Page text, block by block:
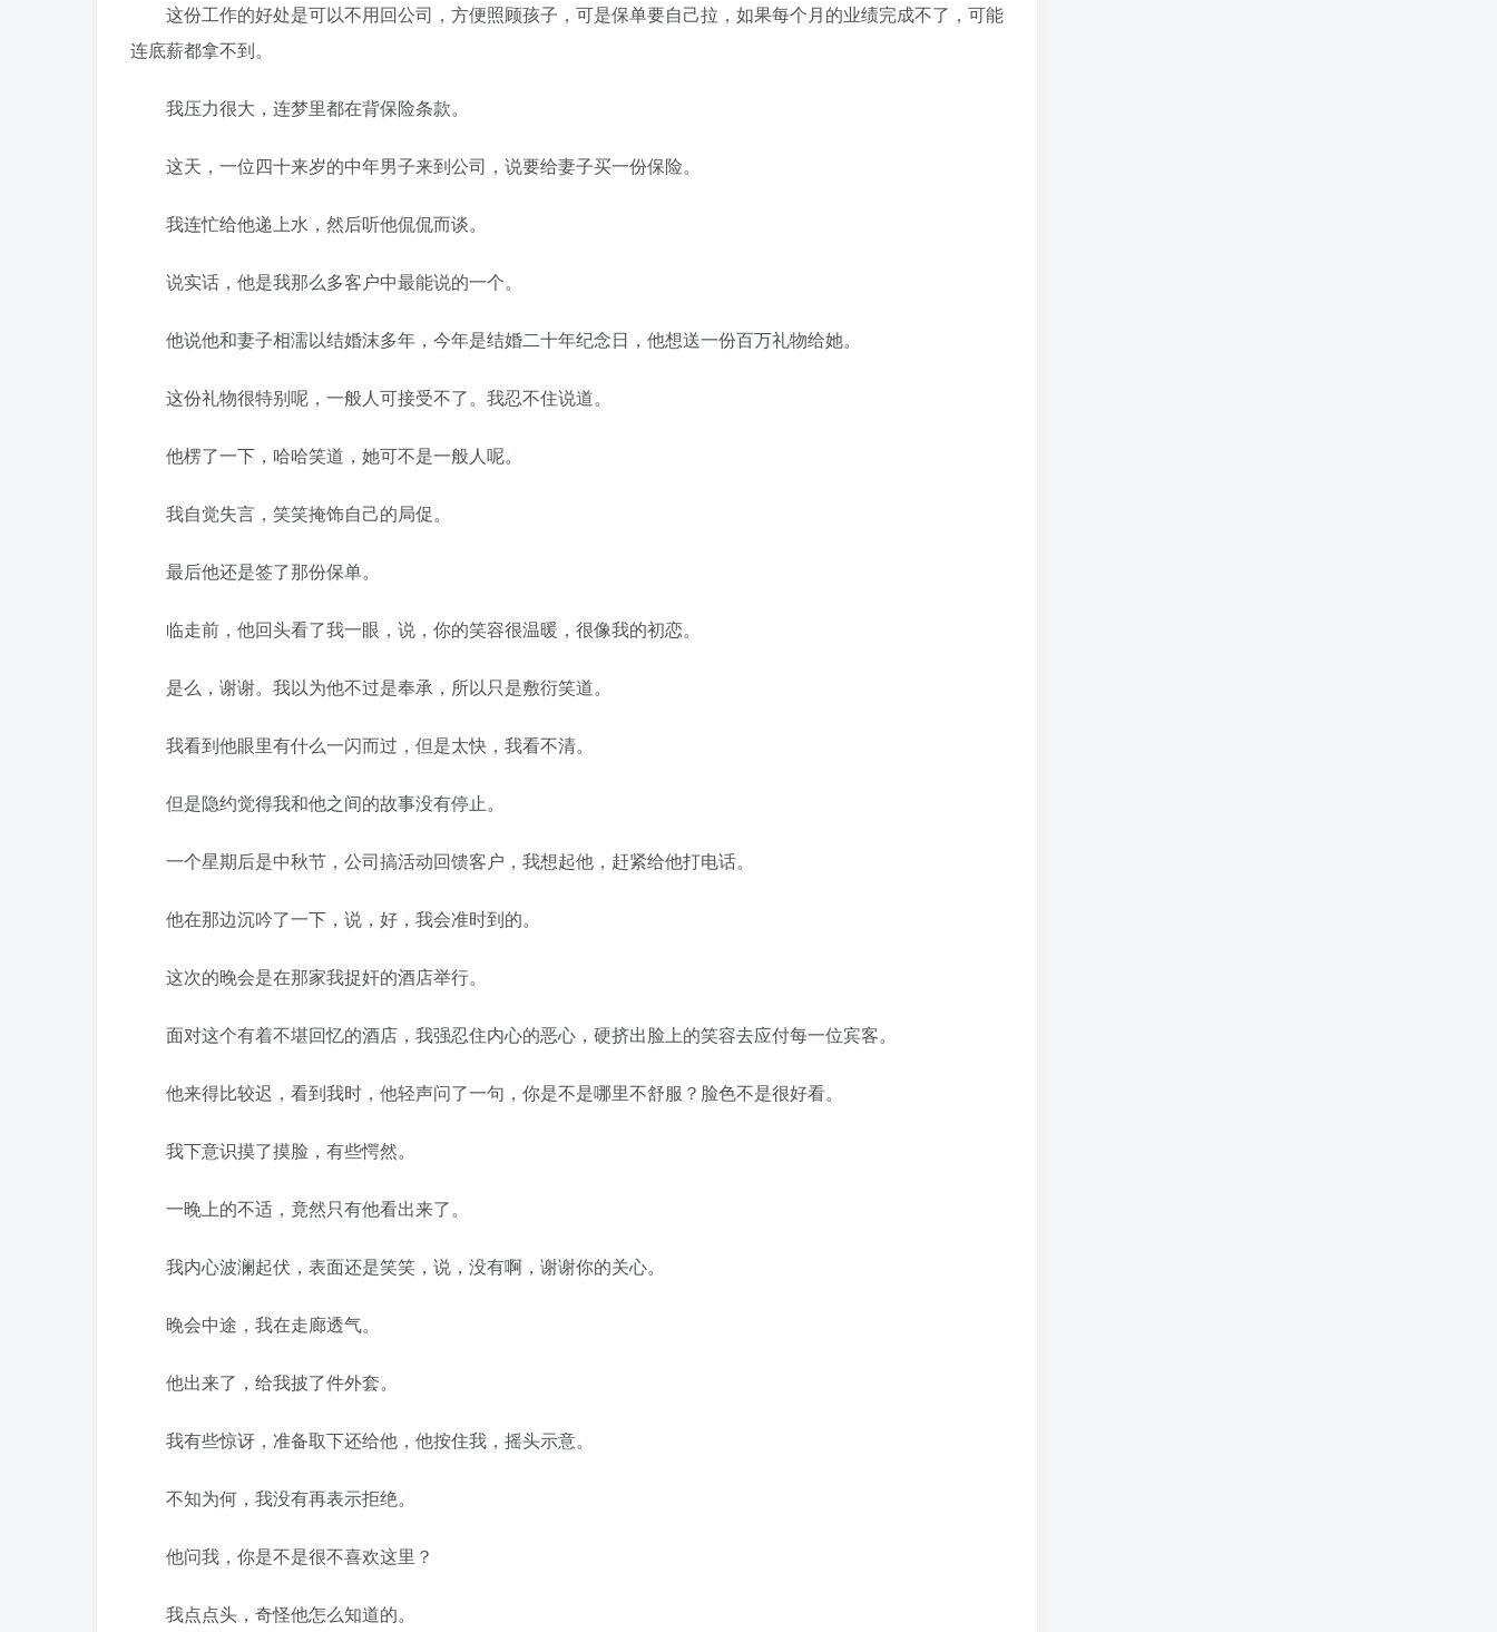
这份工作的好处是可以不用回公司，方便照顾孩子，可是保单要自己拉，如果每个月的业绩完成不了，可能
连底薪都拿不到。
我压力很大，连梦里都在背保险条款。
这天，一位四十来岁的中年男子来到公司，说要给妻子买一份保险。
我连忙给他递上水，然后听他侃侃而谈。
说实话，他是我那么多客户中最能说的一个。
他说他和妻子相濡以结婚沫多年，今年是结婚二十年纪念日，他想送一份百万礼物给她。
这份礼物很特别呢，一般人可接受不了。我忍不住说道。
他楞了一下，哈哈笑道，她可不是一般人呢。
我自觉失言，笑笑掩饰自己的局促。
最后他还是签了那份保单。
临走前，他回头看了我一眼，说，你的笑容很温暖，很像我的初恋。
是么，谢谢。我以为他不过是奉承，所以只是敷衍笑道。
我看到他眼里有什么一闪而过，但是太快，我看不清。
但是隐约觉得我和他之间的故事没有停止。
一个星期后是中秋节，公司搞活动回馈客户，我想起他，赶紧给他打电话。
他在那边沉吟了一下，说，好，我会准时到的。
这次的晚会是在那家我捉奸的酒店举行。
面对这个有着不堪回忆的酒店，我强忍住内心的恶心，硬挤出脸上的笑容去应付每一位宾客。
他来得比较迟，看到我时，他轻声问了一句，你是不是哪里不舒服？脸色不是很好看。
我下意识摸了摸脸，有些愕然。
一晚上的不适，竟然只有他看出来了。
我内心波澜起伏，表面还是笑笑，说，没有啊，谢谢你的关心。
晚会中途，我在走廊透气。
他出来了，给我披了件外套。
我有些惊讶，准备取下还给他，他按住我，摇头示意。
不知为何，我没有再表示拒绝。
他问我，你是不是很不喜欢这里？
我点点头，奇怪他怎么知道的。